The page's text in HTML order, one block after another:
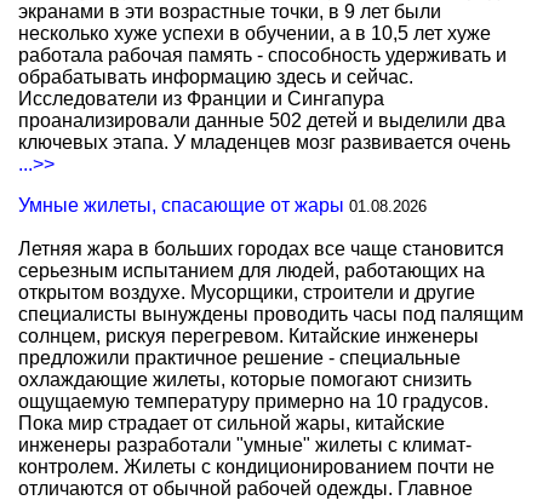
экранами в эти возрастные точки, в 9 лет были
несколько хуже успехи в обучении, а в 10,5 лет хуже
работала рабочая память - способность удерживать и
обрабатывать информацию здесь и сейчас.
Исследователи из Франции и Сингапура
проанализировали данные 502 детей и выделили два
ключевых этапа. У младенцев мозг развивается очень
...>>
Умные жилеты, спасающие от жары 01.08.2026
Летняя жара в больших городах все чаще становится
серьезным испытанием для людей, работающих на
открытом воздухе. Мусорщики, строители и другие
специалисты вынуждены проводить часы под палящим
солнцем, рискуя перегревом. Китайские инженеры
предложили практичное решение - специальные
охлаждающие жилеты, которые помогают снизить
ощущаемую температуру примерно на 10 градусов.
Пока мир страдает от сильной жары, китайские
инженеры разработали "умные" жилеты с климат-
контролем. Жилеты с кондиционированием почти не
отличаются от обычной рабочей одежды. Главное